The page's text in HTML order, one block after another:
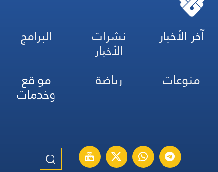
آخر الأخبار نشرات
الأخبار
البرامج
منوعات
رياضة مواقع
وخدمات